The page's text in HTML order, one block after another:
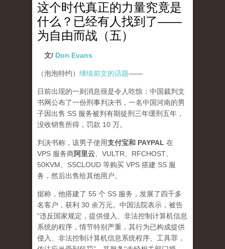
这个时代真正的力量究竟是
什么？已经有人找到了——
为自由而战（五）
文/ Don Evans
（泡泡特约） 继续前文的话题——
日前出现的一则消息很是令人吃惊：中国裁判文
书网公布了一份刑事判决书，一名中国河南的男
子因出售 SS 服务被判有期徒刑三年缓刑五年，
没收销售所得，罚款 10 万。
判决书称，该男子使用支付宝和 PAYPAL 在
VPS 服务商阿里云 、VULTR、RFCHOST、
50KVM、SSCLOUD 等购买 VPS 搭建 SS 服
务，然后出售给其他用户。
据称，他搭建了 55 个 SS 服务，发展了四千多
名客户，获利 30 余万元。中国法院表示，被告
“违反国家规定，提供侵入、非法控制计算机信息
系统的程序，情节特别严重，其行为已构成提供
侵入、非法控制计算机信息系统程序、工具罪，